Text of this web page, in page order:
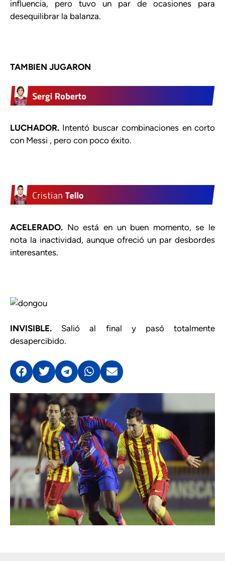
influencia, pero tuvo un par de ocasiones para
desequilibrar la balanza.
TAMBIEN JUGARON
LUCHADOR. Intentó buscar combinaciones en corto
con Messi , pero con poco éxito.
ACELERADO. No está en un buen momento, se le
nota la inactividad, aunque ofreció un par desbordes
interesantes.
INVISIBLE. Salió al final y pasó totalmente
desapercibido.